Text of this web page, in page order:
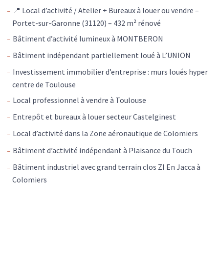
📍 Local d’activité / Atelier + Bureaux à louer ou vendre –
Portet-sur-Garonne (31120) – 432 m² rénové
Bâtiment d’activité lumineux à MONTBERON
Bâtiment indépendant partiellement loué à L’UNION
Investissement immobilier d’entreprise : murs loués hyper
centre de Toulouse
Local professionnel à vendre à Toulouse
Entrepôt et bureaux à louer secteur Castelginest
Local d’activité dans la Zone aéronautique de Colomiers
Bâtiment d’activité indépendant à Plaisance du Touch
Bâtiment industriel avec grand terrain clos ZI En Jacca à
Colomiers